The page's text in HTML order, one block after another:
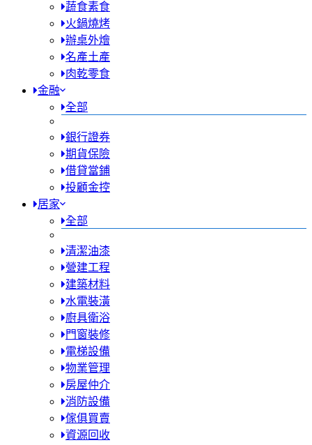
蔬食素食
火鍋燒烤
辦桌外燴
名產土產
肉乾零食
金融
全部
銀行證券
期貨保險
借貸當鋪
投顧金控
居家
全部
清潔油漆
營建工程
建築材料
水電裝潢
廚具衛浴
門窗裝修
電梯設備
物業管理
房屋仲介
消防設備
傢俱買賣
資源回收